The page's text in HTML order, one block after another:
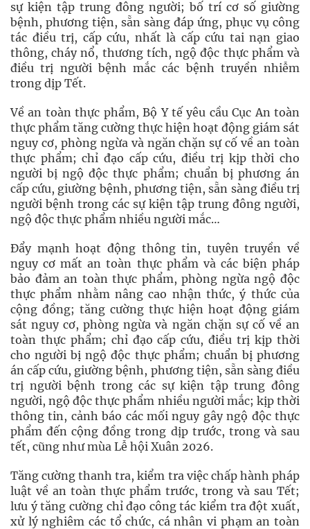
sự kiện tập trung đông người; bố trí cơ số giường
bệnh, phương tiện, sẵn sàng đáp ứng, phục vụ công
tác điều trị, cấp cứu, nhất là cấp cứu tai nạn giao
thông, cháy nổ, thương tích, ngộ độc thực phẩm và
điều trị người bệnh mắc các bệnh truyền nhiễm
trong dịp Tết.
Về an toàn thực phẩm, Bộ Y tế yêu cầu Cục An toàn
thực phẩm tăng cường thực hiện hoạt động giám sát
nguy cơ, phòng ngừa và ngăn chặn sự cố về an toàn
thực phẩm; chỉ đạo cấp cứu, điều trị kịp thời cho
người bị ngộ độc thực phẩm; chuẩn bị phương án
cấp cứu, giường bệnh, phương tiện, sẵn sàng điều trị
người bệnh trong các sự kiện tập trung đông người,
ngộ độc thực phẩm nhiều người mắc…
Đẩy mạnh hoạt động thông tin, tuyên truyền về
nguy cơ mất an toàn thực phẩm và các biện pháp
bảo đảm an toàn thực phẩm, phòng ngừa ngộ độc
thực phẩm nhằm nâng cao nhận thức, ý thức của
cộng đồng; tăng cường thực hiện hoạt động giám
sát nguy cơ, phòng ngừa và ngăn chặn sự cố về an
toàn thực phẩm; chỉ đạo cấp cứu, điều trị kịp thời
cho người bị ngộ độc thực phẩm; chuẩn bị phương
án cấp cứu, giường bệnh, phương tiện, sẵn sàng điều
trị người bệnh trong các sự kiện tập trung đông
người, ngộ độc thực phẩm nhiều người mắc; kịp thời
thông tin, cảnh báo các mối nguy gây ngộ độc thực
phẩm đến cộng đồng trong dịp trước, trong và sau
tết, cũng như mùa Lễ hội Xuân 2026.
Tăng cường thanh tra, kiểm tra việc chấp hành pháp
luật về an toàn thực phẩm trước, trong và sau Tết;
lưu ý tăng cường chỉ đạo công tác kiểm tra đột xuất,
xử lý nghiêm các tổ chức, cá nhân vi phạm an toàn